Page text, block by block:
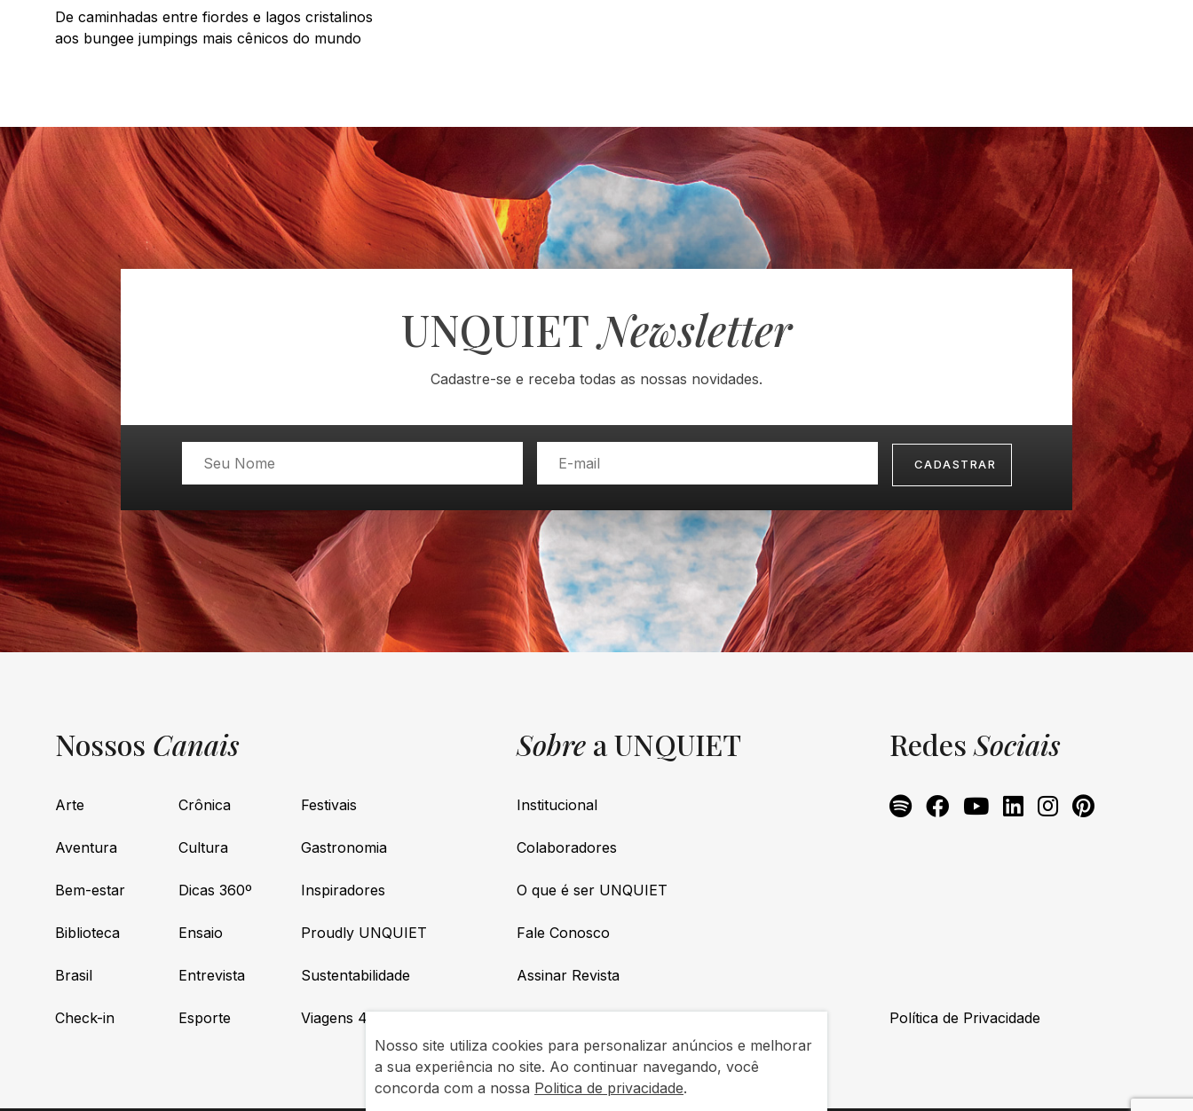
De caminhadas entre fiordes e lagos cristalinos
aos bungee jumpings mais cênicos do mundo
UNQUIETNewsletter
Cadastre-se e receba todas as nossas novidades.
Nossos Canais
Arte
Aventura
Bem-estar
Biblioteca
Brasil
Check-in
Crônica
Cultura
Dicas 360º
Ensaio
Entrevista
Esporte
Festivais
Gastronomia
Inspiradores
Proudly UNQUIET
Sustentabilidade
Viagens 4×4
Sobre a UNQUIET
Institucional
Colaboradores
O que é ser UNQUIET
Fale Conosco
Assinar Revista
RedesSociais
Política de Privacidade
Nosso site utiliza cookies para personalizar anúncios e melhorar
a sua experiência no site. Ao continuar navegando, você
concorda com a nossa Politica de privacidade.